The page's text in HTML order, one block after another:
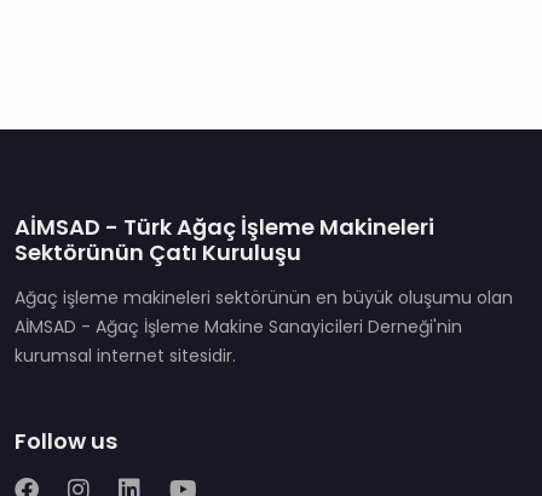
AİMSAD - Türk Ağaç İşleme Makineleri
Sektörünün Çatı Kuruluşu
Ağaç işleme makineleri sektörünün en büyük oluşumu olan
AİMSAD - Ağaç İşleme Makine Sanayicileri Derneği'nin
kurumsal internet sitesidir.
Follow us